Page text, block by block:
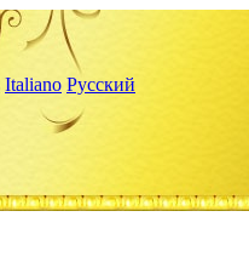
Italiano Русский